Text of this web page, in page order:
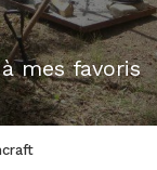
mes favoris